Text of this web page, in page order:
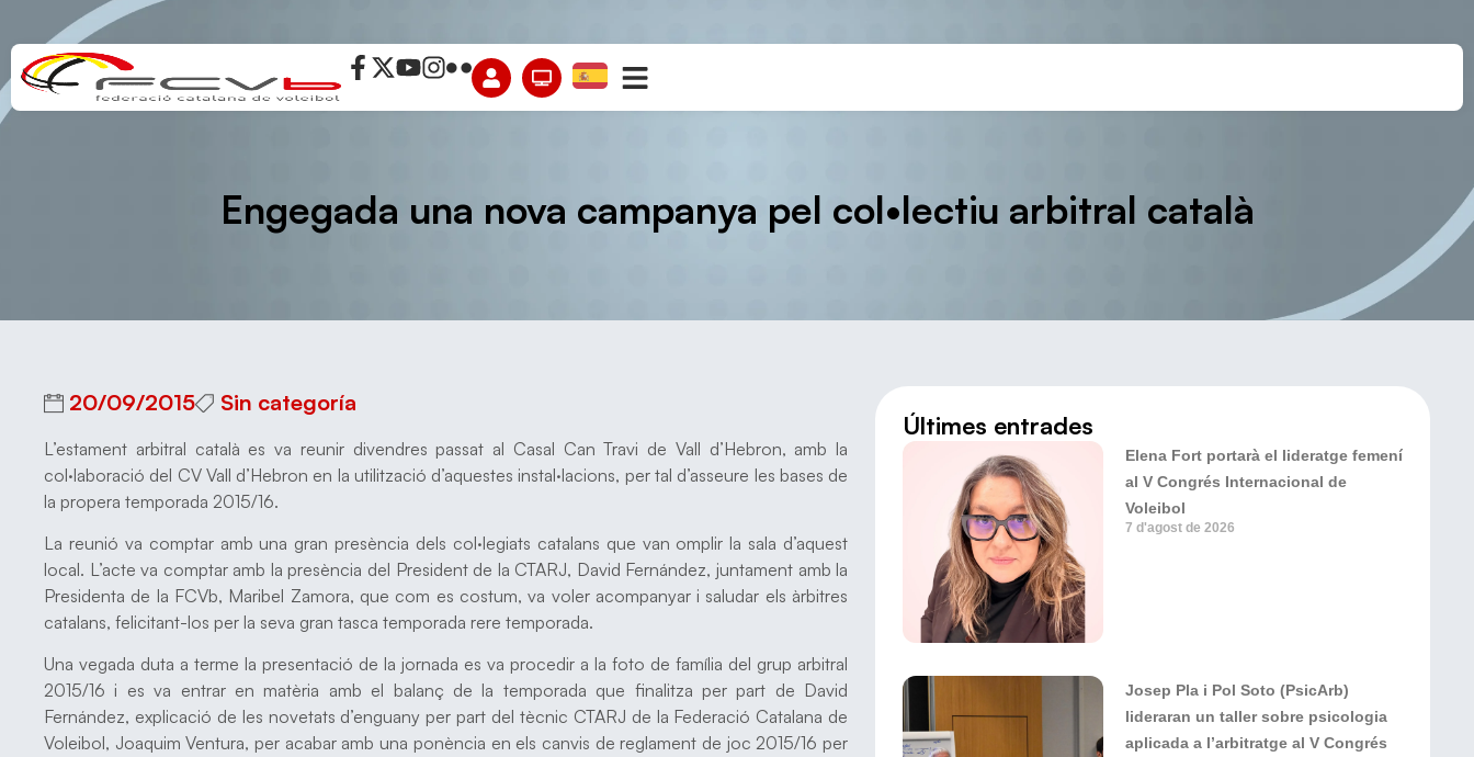
Engegada una nova campanya pel col•lectiu arbitral català
20/09/2015 Sin categoría
L’estament arbitral català es va reunir divendres passat al Casal Can Travi de Vall d’Hebron, amb la
col·laboració del CV Vall d’Hebron en la utilització d’aquestes instal·lacions, per tal d’asseure les bases de
la propera temporada 2015/16.
La reunió va comptar amb una gran presència dels col·legiats catalans que van omplir la sala d’aquest
local. L’acte va comptar amb la presència del President de la CTARJ, David Fernández, juntament amb la
Presidenta de la FCVb, Maribel Zamora, que com es costum, va voler acompanyar i saludar els àrbitres
catalans, felicitant-los per la seva gran tasca temporada rere temporada.
Una vegada duta a terme la presentació de la jornada es va procedir a la foto de família del grup arbitral
2015/16 i es va entrar en matèria amb el balanç de la temporada que finalitza per part de David
Fernández, explicació de les novetats d’enguany per part del tècnic CTARJ de la Federació Catalana de
Voleibol, Joaquim Ventura, per acabar amb una ponència en els canvis de reglament de joc 2015/16 per
Últimes entrades
Elena Fort portarà el lideratge femení
al V Congrés Internacional de
Voleibol
7 d'agost de 2026
Josep Pla i Pol Soto (PsicArb)
lideraran un taller sobre psicologia
aplicada a l’arbitratge al V Congrés